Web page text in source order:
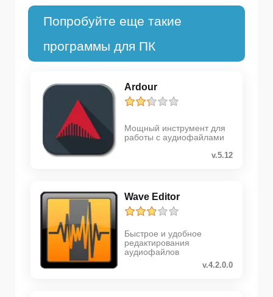
Попробуйте еще такие
программы для ПК
Ardour
Мощный инструмент для
работы с аудиофайлами
v.5.12
Wave Editor
Быстрое и удобное
редактирования
аудиофайлов
v.4.2.0.0